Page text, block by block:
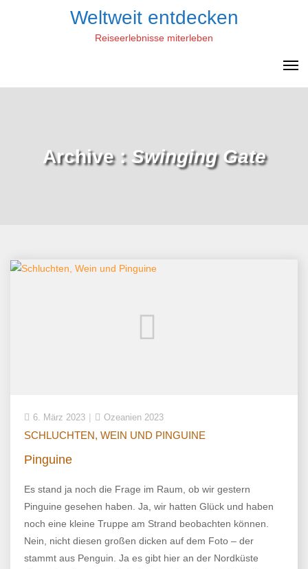
Weltweit entdecken
Reiseerlebnisse miterleben
Archive : Swinging Gate
6. März 2023 Ozeanien 2023
SCHLUCHTEN, WEIN UND PINGUINE
Pinguine
Es stand ja noch die Frage im Raum, ob wir gestern
Pinguine gesehen haben. Ja, wir hatten Glück und haben
noch eine kleine Truppe am Strand beobachten können.
Nein, nicht diesen großen dicken auf dem Foto – der
stammt aus Penguin. Ja es gibt hier an der Nordküste